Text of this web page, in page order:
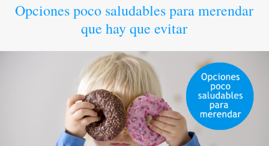
Opciones poco saludables para merendar
que hay que evitar